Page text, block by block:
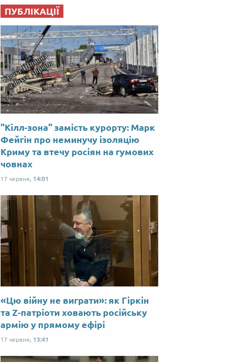
ПУБЛІКАЦІЇ
"Кілл-зона" замість курорту: Марк
Фейгін про неминучу ізоляцію
Криму та втечу росіян на гумових
човнах
17 червня, 14:01
«Цю війну не виграти»: як Гіркін
та Z-патріоти ховають російську
армію у прямому ефірі
17 червня, 13:41